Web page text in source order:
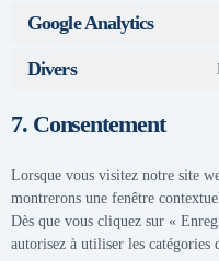
Google Analytics
Divers
7. Consentement
Lorsque vous visitez notre site
montrerons une fenêtre
Dès que vous cliquez sur «
autorisez à utiliser les catégories